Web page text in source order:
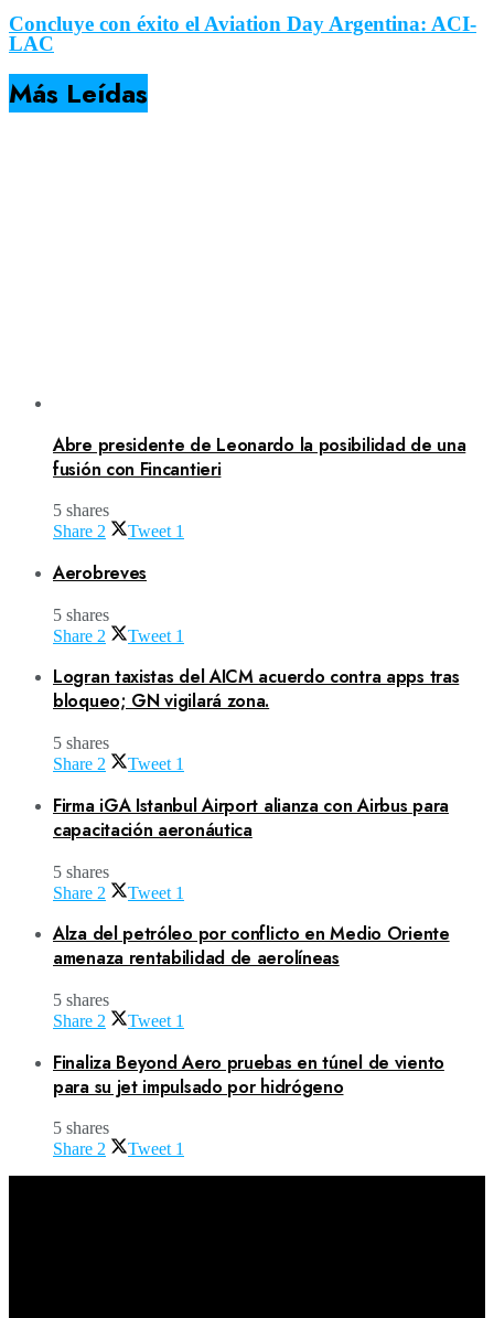
Concluye con éxito el Aviation Day Argentina: ACI-
LAC
Más Leídas
Abre presidente de Leonardo la posibilidad de una
fusión con Fincantieri
5 shares
Share 2 Tweet 1
Aerobreves
5 shares
Share 2 Tweet 1
Logran taxistas del AICM acuerdo contra apps tras
bloqueo; GN vigilará zona.
5 shares
Share 2 Tweet 1
Firma iGA Istanbul Airport alianza con Airbus para
capacitación aeronáutica
5 shares
Share 2 Tweet 1
Alza del petróleo por conflicto en Medio Oriente
amenaza rentabilidad de aerolíneas
5 shares
Share 2 Tweet 1
Finaliza Beyond Aero pruebas en túnel de viento
para su jet impulsado por hidrógeno
5 shares
Share 2 Tweet 1